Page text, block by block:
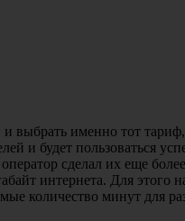
именно тот
и будет пользоваться
сделал их еще
интернета. Для этого
количество минут для